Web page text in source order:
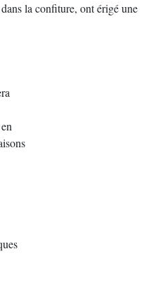
la confiture, ont érigé une